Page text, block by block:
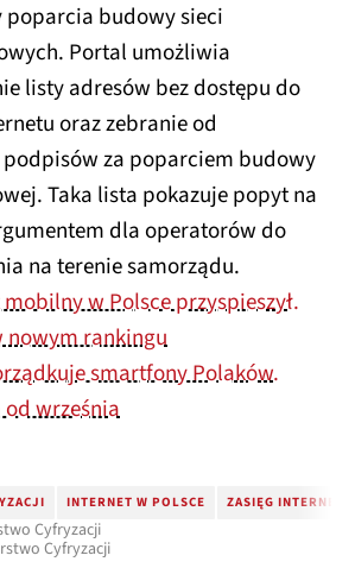
budowy sieci
Portal umożliwia
listy adresów bez dostępu do
oraz zebranie od
za poparciem budowy
Taka lista pokazuje popyt na
dla operatorów do
na terenie samorządu.
w Polsce przyspieszył.
nowym rankingu
smartfony Polaków.
od września
INTERNET W POLSCE ZASIĘG INTERNETU
Cyfryzacji
Cyfryzacji